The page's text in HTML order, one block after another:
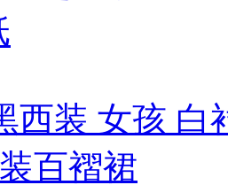
西装 女孩 白